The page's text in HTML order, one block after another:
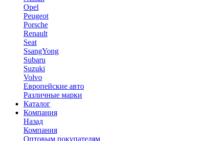
Opel
Peugeot
Porsche
Renault
Seat
SsangYong
Subaru
Suzuki
Volvo
Европейские авто
Различные марки
Каталог
Компания
Назад
Компания
Оптовым покупателям